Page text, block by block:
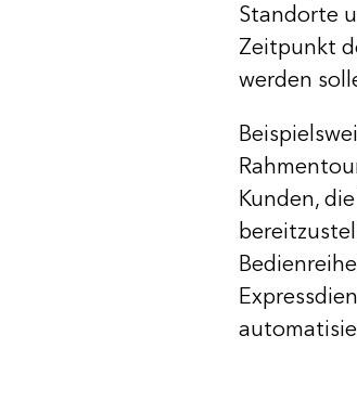
Standorte
Zeitpunkt
werden
Kunden,